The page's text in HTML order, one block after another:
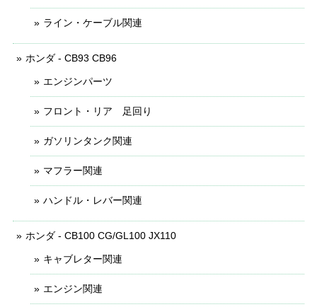
ライン・ケーブル関連
ホンダ - CB93 CB96
エンジンパーツ
フロント・リア 足回り
ガソリンタンク関連
マフラー関連
ハンドル・レバー関連
ホンダ - CB100 CG/GL100 JX110
キャブレター関連
エンジン関連